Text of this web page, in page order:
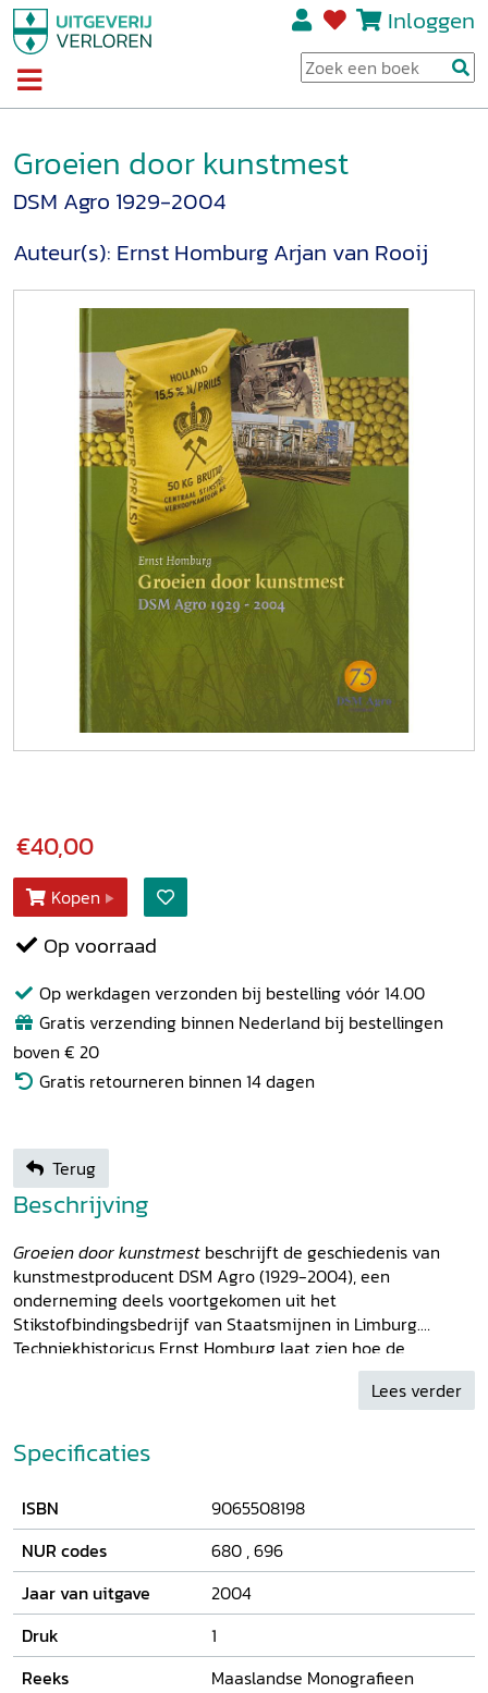
Inloggen
Groeien door kunstmest
DSM Agro 1929-2004
Auteur(s): Ernst HomburgArjan van Rooij
€40,00
Kopen
Op voorraad
Op werkdagen verzonden bij bestelling vóór 14.00
Gratis verzending binnen Nederland bij bestellingen
boven € 20
Gratis retourneren binnen 14 dagen
Terug
Beschrijving
Groeien door kunstmest beschrijft de geschiedenis van
kunstmestproducent DSM Agro (1929-2004), een
onderneming deels voortgekomen uit het
Stikstofbindingsbedrijf van Staatsmijnen in Limburg.
Techniekhistoricus Ernst Homburg laat zien hoe de
geschiedenis van de kunstmestproductie van DSM over
meer gaat dan het bedrijf zelf: veranderingen in de
komen aan bod, evenals Derde Wereldvraagstukken, de
relaties tussen landbouw en milieu, en economische
is er een minstens zo interessante 'binnenkant': het verhaal
van de werklieden, ingenieurs en verkopers. Er wordt
aandacht besteed aan veranderingen op het gebied van
rekrutering en opleidingen, de opkomst van
procesautomatisering, aardverschuivingen op het terrein
van logistiek en transport en veranderingen in de
hiërarchische verhoudingen en bedrijfscultuur.
Lees verder
Specificaties
ISBN
9065508198
NUR codes
680 ,696
Jaar van uitgave
2004
Druk
1
Reeks
Maaslandse Monografieen